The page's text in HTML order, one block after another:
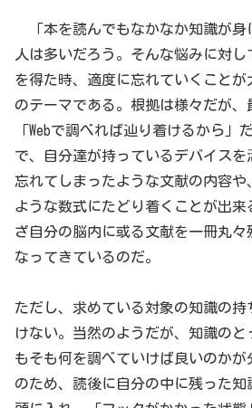
「本を読んでもなかなか知識が身
人は多いだろう。そんな悩みに対
を得た時、適度に忘れていくこと
のテーマである。根拠は様々だが、
「Webで調べれば辿り着けるから」
で、自分達が持っているデバイスを
忘れてしまったような文献の内容や
ような数式にたどり着くことが出来
ざ自分の脳内に或る文献を一冊丸々
なってきているのだ。
ただし、求めている対象の知識の
けない。当然のようだが、知識の
もそも何を調べていけば良いのかが
のため、読後に自分の中に残った知